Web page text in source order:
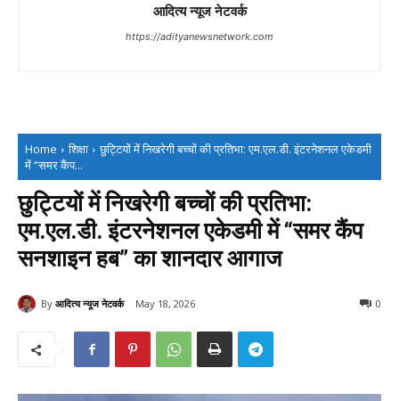
आदित्य न्यूज नेटवर्क
https://adityanewsnetwork.com